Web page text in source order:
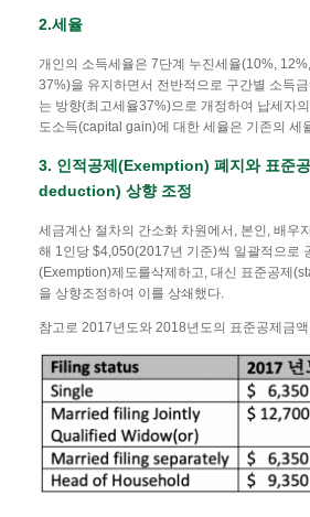
2.세율
개인의 소득세율은 7단계 누진세율(10%,
37%)을 유지하면서 전반적으로 구간별 소득
는 방향(최고세율37%)으로 개정하여 납세자
도소득(capital gain)에 대한 세율은 기존의 세
3. 인적공제 (Exemption) 폐지와 표준
deduction) 상향 조정
세금계산 절차의 간소화 차원에서, 본인, 배우
해 1인당 $4,050(2017년 기준)씩 일괄적으로
(Exemption)제도를삭제하고, 대신 표준공제
을 상향조정하여 이를 상쇄했다.
참고로 2017년도와 2018년도의 표준공제금